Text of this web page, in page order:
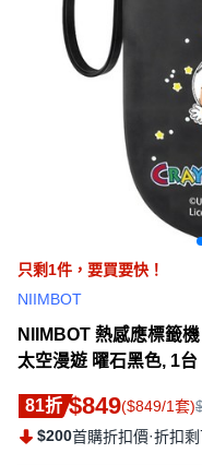
只剩1件， 要買要快！
NIIMBOT
NIIMBOT 熱感應標籤
太空漫遊 曜石黑色, 1台
81折 $849($849/1套)
$200首購折扣價·折扣